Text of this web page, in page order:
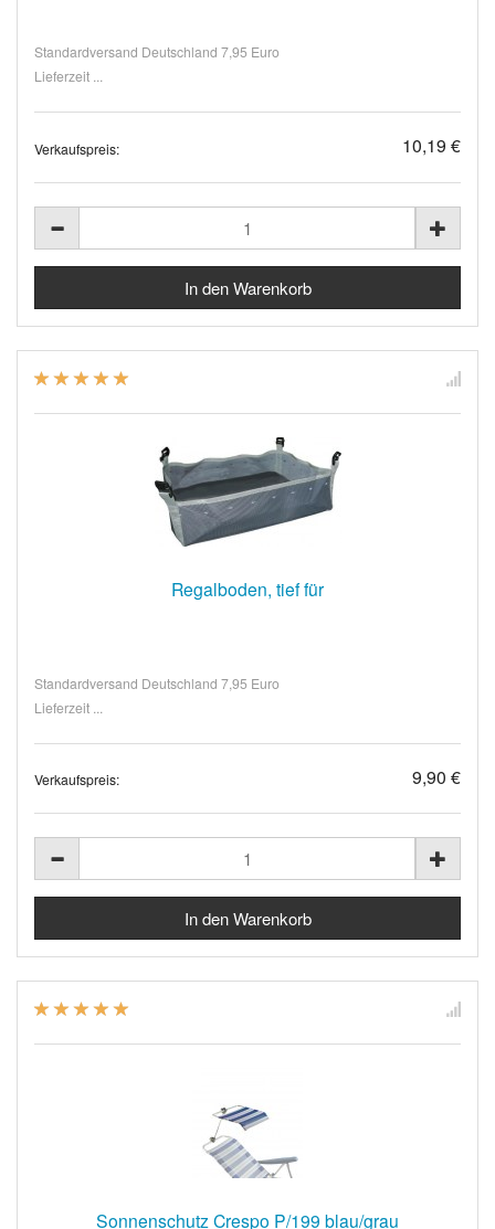
Standardversand Deutschland 7,95 Euro
Lieferzeit ...
Verkaufspreis: 10,19 €
Regalboden, tief für
Standardversand Deutschland 7,95 Euro
Lieferzeit ...
Verkaufspreis: 9,90 €
Sonnenschutz Crespo P/199 blau/grau